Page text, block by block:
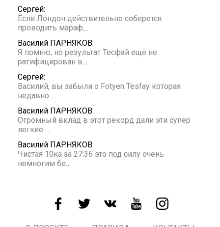
Сергей:
Если Лондон действительно соберется
проводить мараф…
Василий ПАРНЯКОВ:
Я помню, но результат Тесфай еще не
ратифицирован в…
Сергей:
Василий, вы забыли о Fotyen Tesfay которая
недавно …
Василий ПАРНЯКОВ:
Огромный вклад в этот рекорд дали эти супер
легкие …
Василий ПАРНЯКОВ:
Чистая 10ка за 27:36 это под силу очень
немногим бе…